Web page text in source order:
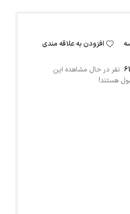
افزودن به علاقه مندی
نفر در حال مشاهده این
هستند!